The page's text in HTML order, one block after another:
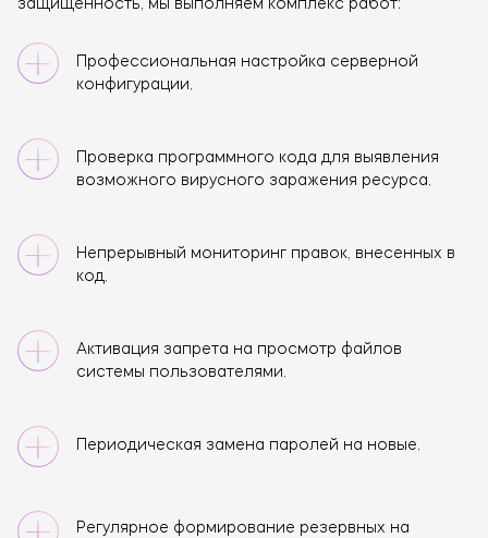
защищенность, мы выполняем комплекс работ:
Профессиональная настройка серверной
конфигурации.
Проверка программного кода для выявления
возможного вирусного заражения ресурса.
Непрерывный мониторинг правок, внесенных в
код.
Активация запрета на просмотр файлов
системы пользователями.
Периодическая замена паролей на новые.
Регулярное формирование резервных на